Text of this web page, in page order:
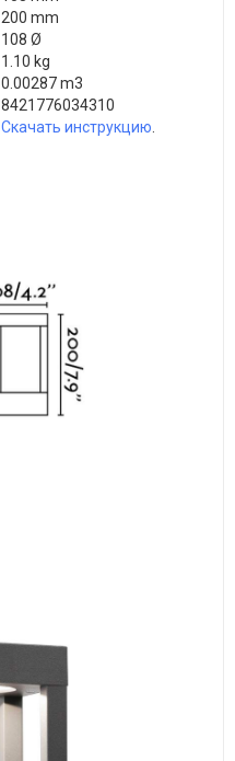
200 mm
108 Ø
1.10 kg
0.00287 m3
8421776034310
Скачать инструкцию